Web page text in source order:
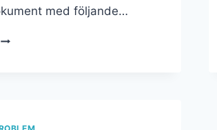
med följande…